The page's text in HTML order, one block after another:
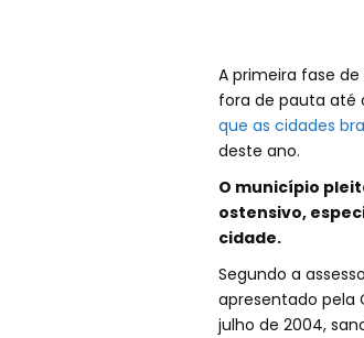
A primeira fase
fora de pauta até
que as cidades
deste ano.
O município
ostensivo,
cidade.
Segundo a
apresentado pela
julho de 2004,